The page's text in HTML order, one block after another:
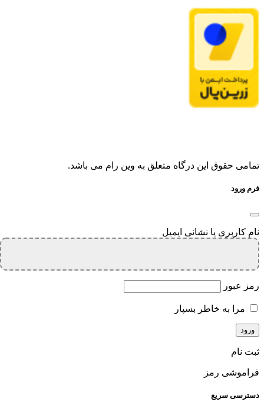
تمامی حقوق این درگاه متعلق به وین رام می باشد.
فرم ورود
نام کاربری یا نشانی ایمیل
رمز عبور
مرا به خاطر بسپار
ثبت نام
فراموشی رمز
دسترسی سریع